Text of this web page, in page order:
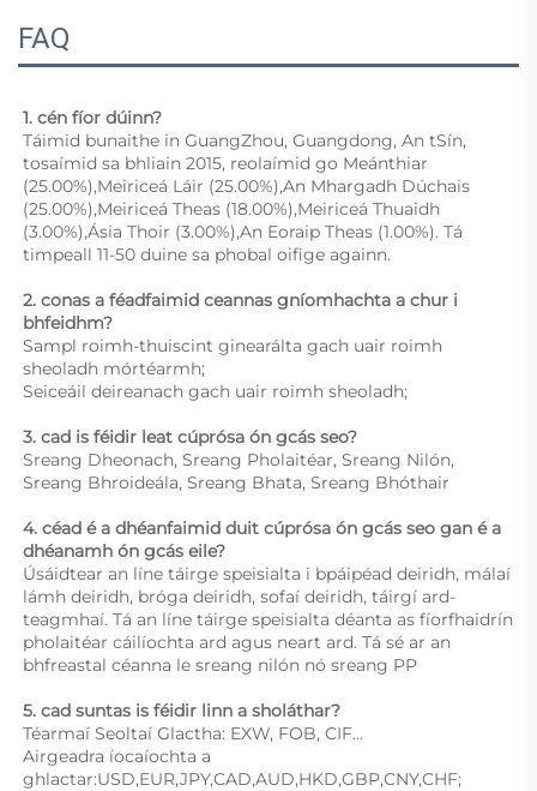
FAQ
1. cén fíor dúinn?
Táimid bunaithe in GuangZhou, Guangdong, An tSín,
tosaímid sa bhliain 2015, reolaímid go Meánthiar
(25.00%),Meiriceá Láir (25.00%),An Mhargadh Dúchais
(25.00%),Meiriceá Theas (18.00%),Meiriceá Thuaidh
(3.00%),Ásia Thoir (3.00%),An Eoraip Theas (1.00%). Tá
timpeall 11-50 duine sa phobal oifige againn.
2. conas a féadfaimid ceannas gníomhachta a chur i
bhfeidhm?
Sampl roimh-thuiscint ginearálta gach uair roimh
sheoladh mórtéarmh;
Seiceáil deireanach gach uair roimh sheoladh;
3. cad is féidir leat cúprósa ón gcás seo?
Sreang Dheonach, Sreang Pholaitéar, Sreang Nilón,
Sreang Bhroideála, Sreang Bhata, Sreang Bhóthair
4. céad é a dhéanfaimid duit cúprósa ón gcás seo gan é a
dhéanamh ón gcás eile?
Úsáidtear an líne táirge speisialta i bpáipéad deiridh, málaí
lámh deiridh, bróga deiridh, sofaí deiridh, táirgí ard-
teagmhaí. Tá an líne táirge speisialta déanta as fíorfhaidrín
pholaitéar cáilíochta ard agus neart ard. Tá sé ar an
bhfreastal céanna le sreang nilón nó sreang PP
5. cad suntas is féidir linn a sholáthar?
Téarmaí Seoltaí Glactha: EXW, FOB, CIF...
Airgeadra íocaíochta a
ghlactar:USD,EUR,JPY,CAD,AUD,HKD,GBP,CNY,CHF;